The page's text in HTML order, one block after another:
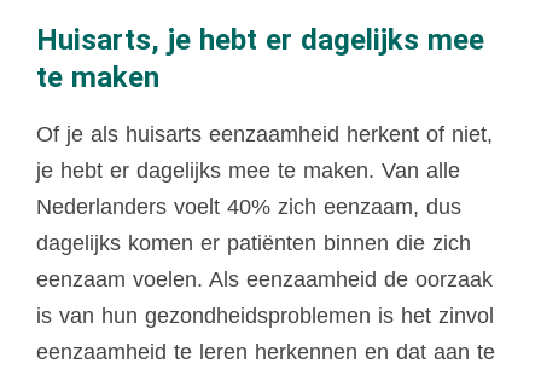
Huisarts, je hebt er dagelijks mee
te maken
Of je als huisarts eenzaamheid herkent of niet,
je hebt er dagelijks mee te maken. Van alle
Nederlanders voelt 40% zich eenzaam, dus
dagelijks komen er patiënten binnen die zich
eenzaam voelen. Als eenzaamheid de oorzaak
is van hun gezondheidsproblemen is het zinvol
eenzaamheid te leren herkennen en dat aan te